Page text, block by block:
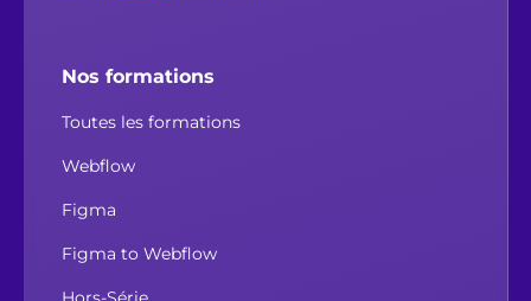
Nos formations
Toutes les formations
Webflow
Figma
Figma to Webflow